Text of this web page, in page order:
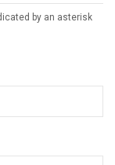
by an asterisk